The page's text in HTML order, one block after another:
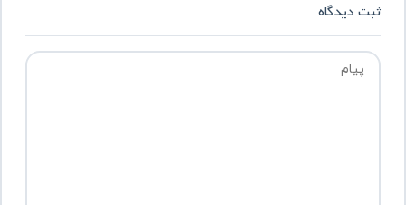
ثبت دیدگاه